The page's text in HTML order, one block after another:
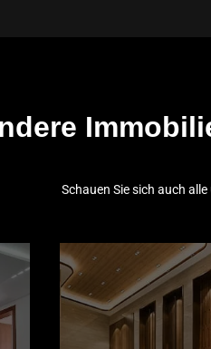
Schauen Sie sich auch